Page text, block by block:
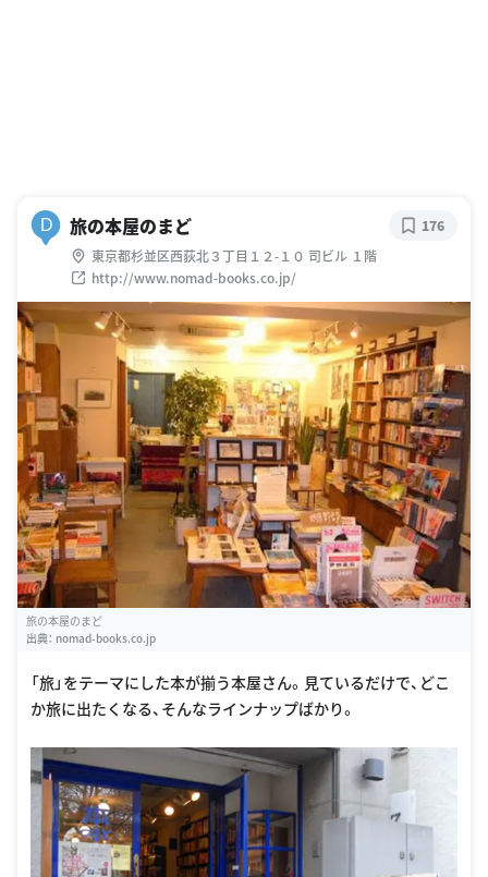
D 旅の本屋のまど
東京都杉並区西荻北３丁目１２-１０ 司ビル １階
http://www.nomad-books.co.jp/
176
旅の本屋のまど
出典： nomad-books.co.jp
「旅」をテーマにした本が揃う本屋さん。見ているだけで、どこ
か旅に出たくなる、そんなラインナップばかり。